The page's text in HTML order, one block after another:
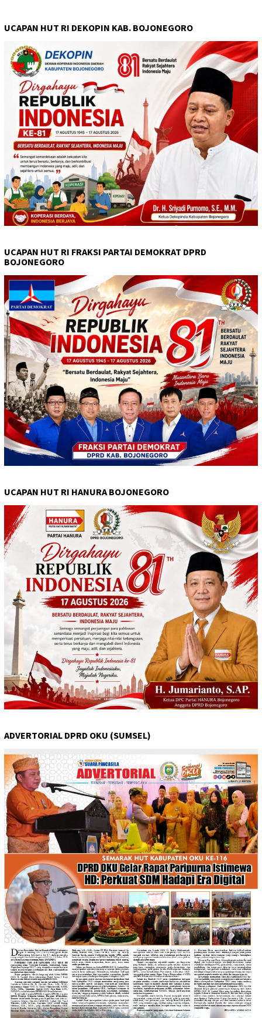
UCAPAN HUT RI DEKOPIN KAB. BOJONEGORO
UCAPAN HUT RI FRAKSI PARTAI DEMOKRAT DPRD
BOJONEGORO
UCAPAN HUT RI HANURA BOJONEGORO
ADVERTORIAL DPRD OKU (SUMSEL)